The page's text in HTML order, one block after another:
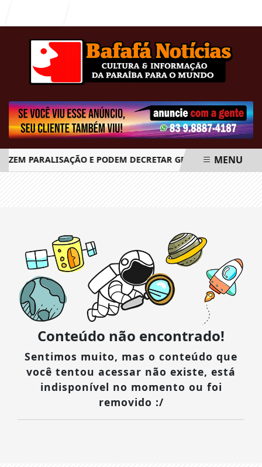
PARALISAÇÃO E PODEM DECRETAR GREVE GERAL A
MENU
Conteúdo não encontrado!
Sentimos muito, mas o conteúdo que
você tentou acessar não existe, está
indisponível no momento ou foi
removido :/